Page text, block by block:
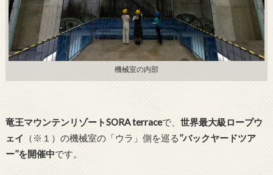
機械室の内部
竜王マウンテンリゾートSORA terraceで、 世界最大級ロープウ
ェイ
（※１）の機械室の「ウラ」側を巡る’’バックヤードツア
ー’’を開催中です。